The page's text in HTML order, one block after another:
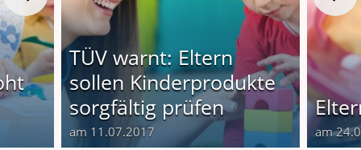
TÜV warnt: Eltern
sollen Kinderprodukte
sorgfältig prüfen
am 11.07.2017 am